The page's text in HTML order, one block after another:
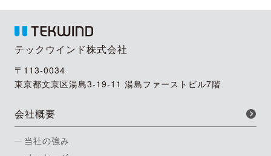
テックウインド株式会社
〒113-0034
東京都文京区湯島3-19-11 湯島ファーストビル7階
会社概要
当社の強み